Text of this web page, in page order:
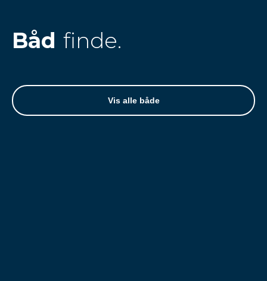
Båd finde.
Vis alle både